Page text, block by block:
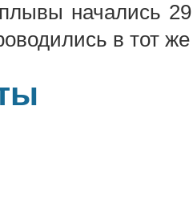
начались
в тот